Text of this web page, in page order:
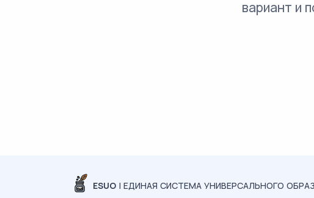
вариант и
ESUO | ЕДИНАЯ СИСТЕМА УНИВЕРСАЛЬНОГО